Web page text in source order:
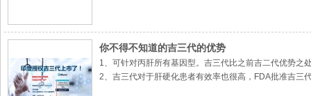
周期，副作用小，治疗时间短，大大提高了患者的生活质
印度Mylan公司仿制的吉三代药是经过美国吉利德公司
印度是全球知名的世界大药房，仿制药不但药物疗效基
你不得不知道的吉三代的优势
1、可针对丙肝所有基因型。吉三代比之前吉二代优势之
2、吉三代对于肝硬化患者有效率也很高，FDA批准吉三